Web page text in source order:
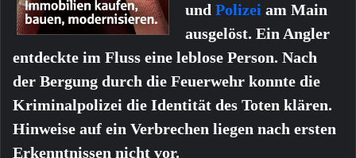
und Polizei am Main
ausgelöst. Ein Angler
entdeckte im Fluss eine leblose Person. Nach
der Bergung durch die Feuerwehr konnte die
Kriminalpolizei die Identität des Toten klären.
Hinweise auf ein Verbrechen liegen nach ersten
Erkenntnissen nicht vor.